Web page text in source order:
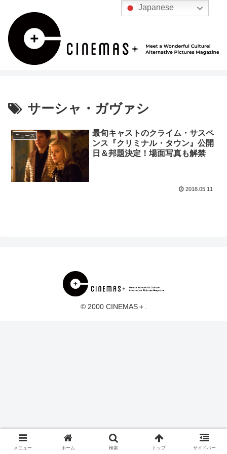
サーシャ・ガヴァシ
ニュース
最旬キャストのクライム・サスペ
ンス『クリミナル・タウン』公開
日＆邦題決定！場面写真も解禁
2018.05.11
© 2000 CINEMAS＋.
メニュー ホーム 検索 トップ サイドバー
Japanese